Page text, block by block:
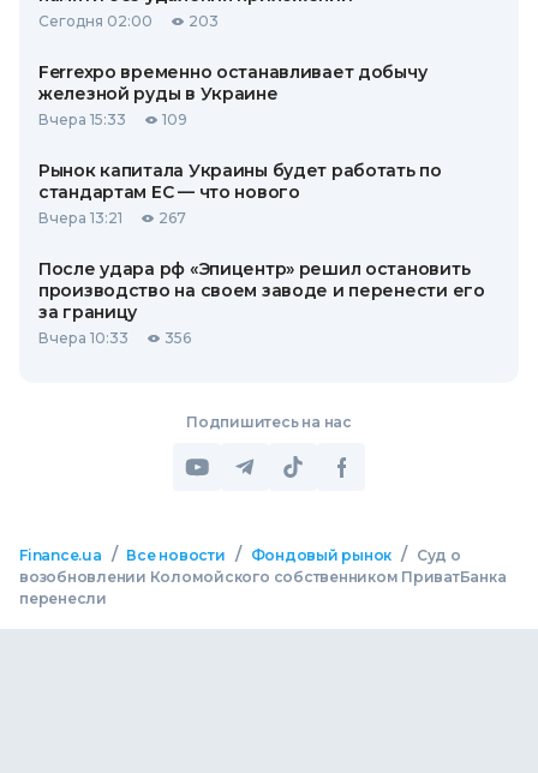
Сегодня 02:00 203
Ferrexpo временно останавливает добычу
железной руды в Украине
Вчера 15:33 109
Рынок капитала Украины будет работать по
стандартам ЕС — что нового
Вчера 13:21 267
После удара рф «Эпицентр» решил остановить
производство на своем заводе и перенести его
за границу
Вчера 10:33 356
Подпишитесь на нас
Finance.ua / Все новости / Фондовый рынок /
Суд о
возобновлении Коломойского собственником ПриватБанка
перенесли